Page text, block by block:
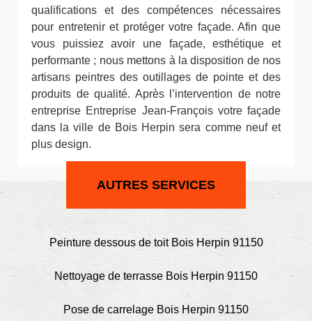
qualifications et des compétences nécessaires
pour entretenir et protéger votre façade. Afin que
vous puissiez avoir une façade, esthétique et
performante ; nous mettons à la disposition de nos
artisans peintres des outillages de pointe et des
produits de qualité. Après l’intervention de notre
entreprise Entreprise Jean-François votre façade
dans la ville de Bois Herpin sera comme neuf et
plus design.
AUTRES SERVICES
Peinture dessous de toit Bois Herpin 91150
Nettoyage de terrasse Bois Herpin 91150
Pose de carrelage Bois Herpin 91150